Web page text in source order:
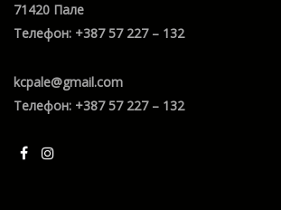
71420 Пале
Телефон: +387 57 227 – 132
kcpale@gmail.com
Телефон: +387 57 227 – 132